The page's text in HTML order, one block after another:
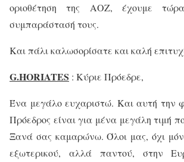
οριοθέτηση της ΑΟΖ, έχουμε
συμπαράστασή τους.
Και πάλι καλωσορίσατε και καλή
G.HORIATES : Κύριε Πρόεδρε,
Ένα μεγάλο ευχαριστώ. Και αυτή την
Πρόεδρος είναι για μένα μεγάλη τιμή
Ξανά σας καμαρώνω. Όλοι μας, όχι
εξωτερικού, αλλά παντού, στην